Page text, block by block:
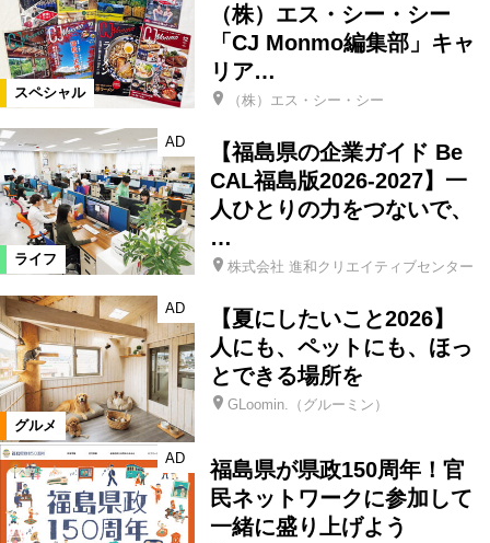
スペシャル
（株）エス・シー・シー
「CJ Monmo編集部」キャ
リア…
（株）エス・シー・シー
ライフ
AD
【福島県の企業ガイド Be
CAL福島版2026-2027】一
人ひとりの力をつないで、
…
株式会社 進和クリエイティブセンター
グルメ
AD
【夏にしたいこと2026】
人にも、ペットにも、ほっ
とできる場所を
GLoomin.（グルーミン）
AD
福島県が県政150周年！官
民ネットワークに参加して
一緒に盛り上げよう